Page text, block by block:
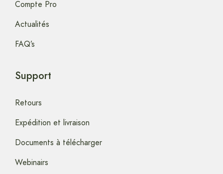
Compte Pro
Actualités
FAQ’s
Support
Retours
Expédition et livraison
Documents à télécharger
Webinairs